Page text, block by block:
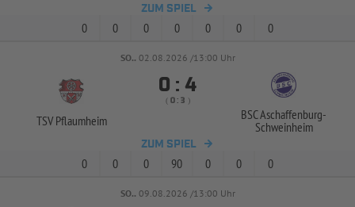
ZUM SPIEL
0 0 0 0 0 0 0
SO.. 02.08.2026 /13:00 Uhr
TSV Pflaumheim
 : 
( :  )
BSC Aschaffenburg-
Schweinheim
ZUM SPIEL
0 0 0 90 0 0 0
SO.. 09.08.2026 /13:00 Uhr